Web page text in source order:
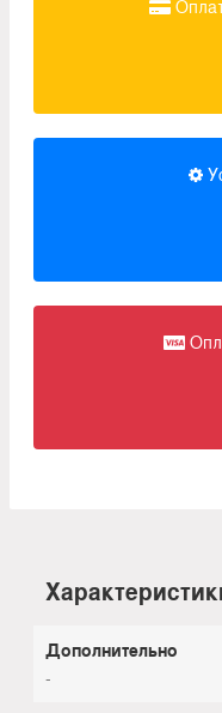
Дополнительно
-